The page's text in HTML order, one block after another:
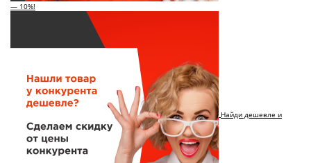
— 10%!
Найди дешевле и